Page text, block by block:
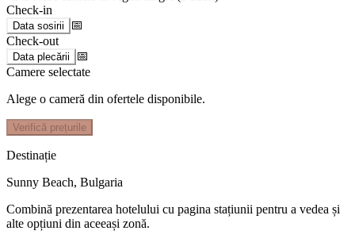
Check-in
Data sosirii
📅
Check-out
Data plecării
📅
Camere selectate
Alege o cameră din ofertele disponibile.
Verifică prețurile
Destinație
Sunny Beach, Bulgaria
Combină prezentarea hotelului cu pagina stațiunii pentru a vedea și
alte opțiuni din aceeași zonă.